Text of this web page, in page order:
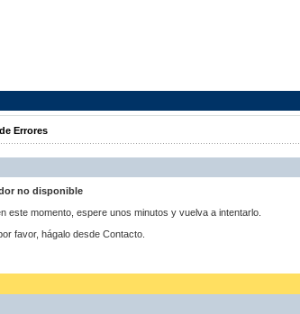
Errores
no disponible
este momento, espere unos minutos y vuelva a intentarlo.
favor, hágalo desde Contacto.